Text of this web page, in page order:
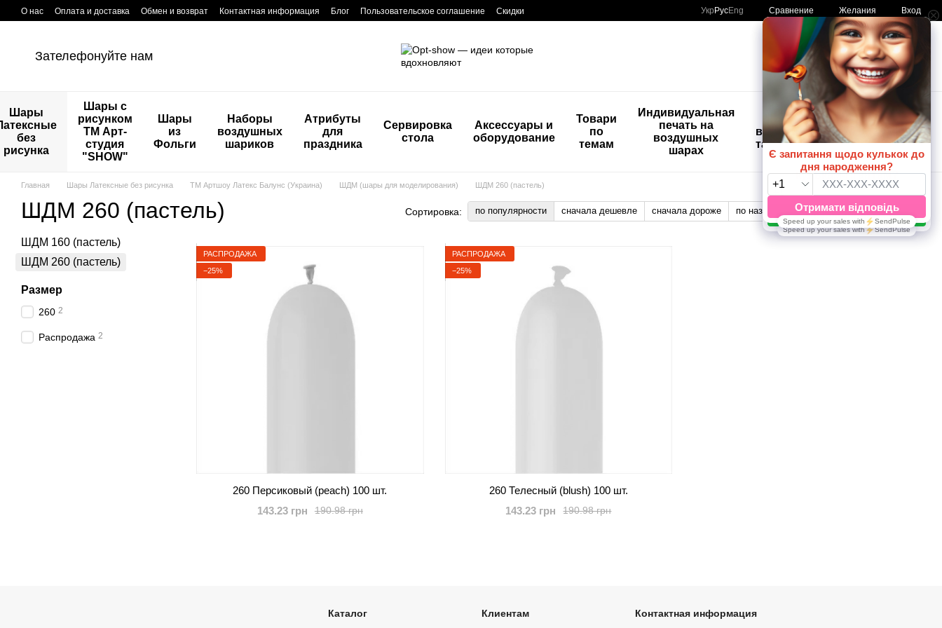
Перейти к основному контенту
О нас Оплата и доставка Обмен и возврат Контактная информация Блог Пользовательское соглашение Скидки Укр РусEng Сравнение Желания Вход
Зателефонуйте нам Мой заказ
Шары
без
рисунка
Шары с
рисунком
ТМ Арт-
студия
"SHOW"
Шары
из
Фольги
Наборы
воздушных
шариков
Атрибуты
для
праздника
Сервировка
стола
Аксессуары и
оборудование
Товари
по
темам
Индивидуальная
печать на
воздушных
шарах
Детские
временные
татуировки
🚨🚨🚨
Распродажа
Шары с
рисунком
😀🎈
Главная Шары Латексные без рисунка ТМ Артшоу Латекс Балунс (Украина) ШДМ (шары для моделирования) ШДМ 260 (пастель)
ШДМ 260 (пастель) Сортировка: по популярности сначала дешевле сначала дороже по названию Отображение:
РАСПРОДАЖА
−25%
260 Персиковый (peach) 100 шт.
190.98 грн
143.23 грн
РАСПРОДАЖА
−25%
260 Телесный (blush) 100 шт.
190.98 грн
143.23 грн
ШДМ 160 (пастель)
ШДМ 260 (пастель)
Размер
260 2
Распродажа 2
Каталог Клиентам Контактная информация